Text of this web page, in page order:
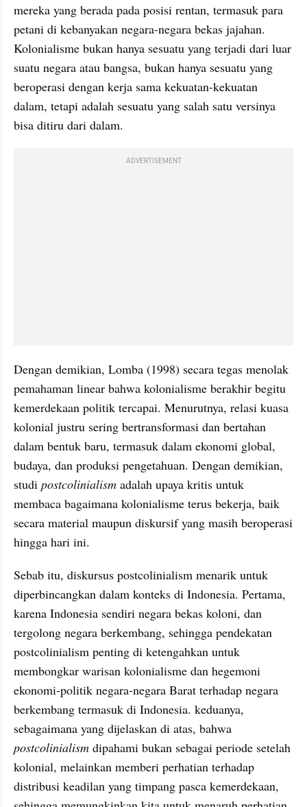
mereka yang berada pada posisi rentan, termasuk para
petani di kebanyakan negara-negara bekas jajahan.
Kolonialisme bukan hanya sesuatu yang terjadi dari luar
suatu negara atau bangsa, bukan hanya sesuatu yang
beroperasi dengan kerja sama kekuatan-kekuatan
dalam, tetapi adalah sesuatu yang salah satu versinya
bisa ditiru dari dalam.
ADVERTISEMENT
Dengan demikian, Lomba (1998) secara tegas menolak
pemahaman linear bahwa kolonialisme berakhir begitu
kemerdekaan politik tercapai. Menurutnya, relasi kuasa
kolonial justru sering bertransformasi dan bertahan
dalam bentuk baru, termasuk dalam ekonomi global,
budaya, dan produksi pengetahuan. Dengan demikian,
studi postcolinialism adalah upaya kritis untuk
membaca bagaimana kolonialisme terus bekerja, baik
secara material maupun diskursif yang masih beroperasi
hingga hari ini.
Sebab itu, diskursus postcolinialism menarik untuk
diperbincangkan dalam konteks di Indonesia. Pertama,
karena Indonesia sendiri negara bekas koloni, dan
tergolong negara berkembang, sehingga pendekatan
postcolinialism penting di ketengahkan untuk
membongkar warisan kolonialisme dan hegemoni
ekonomi-politik negara-negara Barat terhadap negara
berkembang termasuk di Indonesia. keduanya,
postcolinialism dipahami bukan sebagai periode setelah
kolonial, melainkan memberi perhatian terhadap
distribusi keadilan yang timpang pasca kemerdekaan,